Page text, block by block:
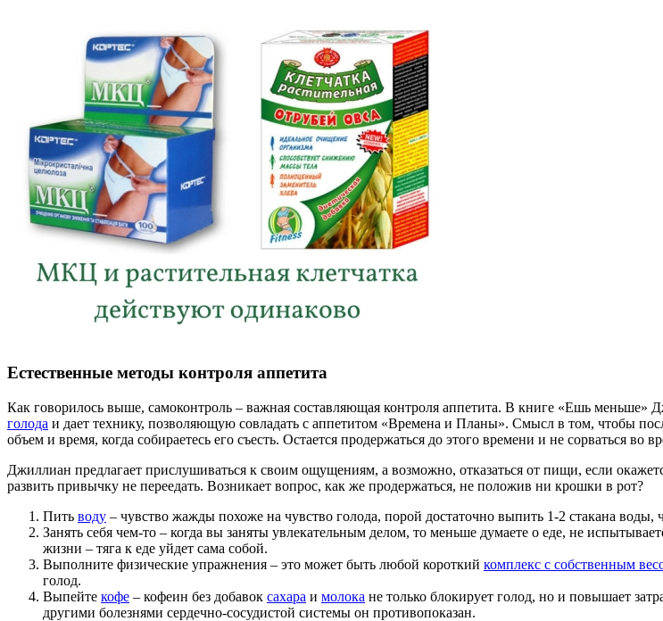
Естественные методы контроля аппетита
Как говорилось выше, самоконтроль – важная составляющая контроля аппетита. В книге «Ешь меньше»
голода и дает технику, позволяющую совладать с аппетитом «Времена и Планы». Смысл в том, чтобы
объем и время, когда собираетесь его съесть. Остается продержаться до этого времени и не сорваться во
Джиллиан предлагает прислушиваться к своим ощущениям, а возможно, отказаться от пищи, если
развить привычку не переедать. Возникает вопрос, как же продержаться, не положив ни крошки в рот?
Пить воду – чувство жажды похоже на чувство голода, порой достаточно выпить 1-2 стакана
Занять себя чем-то – когда вы заняты увлекательным делом, то меньше думаете о еде, не
жизни – тяга к еде уйдет сама собой.
Выполните физические упражнения – это может быть любой короткий комплекс с собственным
голод.
Выпейте кофе – кофеин без добавок сахара и молока не только блокирует голод, но и повышает
другими болезнями сердечно-сосудистой системы он противопоказан.